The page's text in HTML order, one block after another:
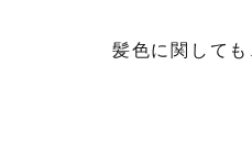
髪色に関して